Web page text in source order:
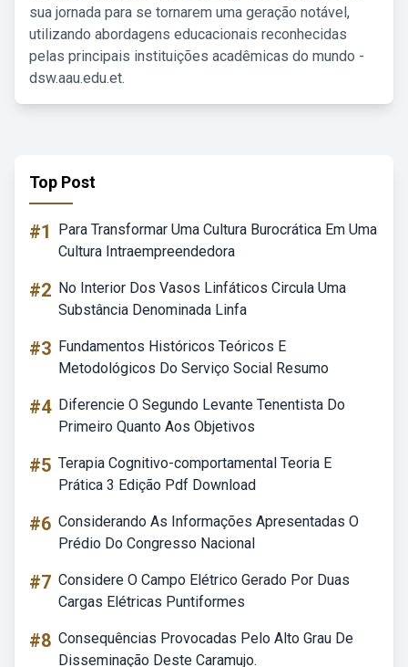
sua jornada para se tornarem uma geração notável,
utilizando abordagens educacionais reconhecidas
pelas principais instituições acadêmicas do mundo -
dsw.aau.edu.et.
Top Post
#1
Para Transformar Uma Cultura Burocrática Em Uma
Cultura Intraempreendedora
#2 No Interior Dos Vasos Linfáticos Circula Uma
Substância Denominada Linfa
#3 Fundamentos Históricos Teóricos E
Metodológicos Do Serviço Social Resumo
#4 Diferencie O Segundo Levante Tenentista Do
Primeiro Quanto Aos Objetivos
#5 Terapia Cognitivo-comportamental Teoria E
Prática 3 Edição Pdf Download
#6 Considerando As Informações Apresentadas O
Prédio Do Congresso Nacional
#7 Considere O Campo Elétrico Gerado Por Duas
Cargas Elétricas Puntiformes
#8 Consequências Provocadas Pelo Alto Grau De
Disseminação Deste Caramujo.